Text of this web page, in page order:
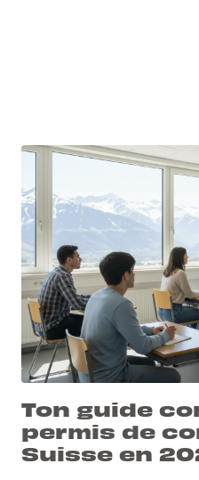
Ton guide
permis de
Suisse en